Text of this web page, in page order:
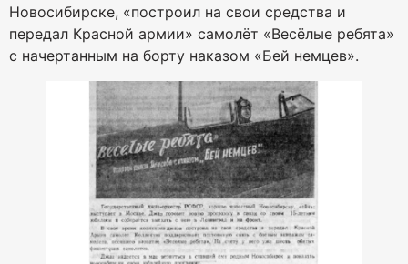
Новосибирске, «построил на свои средства и
передал Красной армии» самолёт «Весёлые ребята»
с начертанным на борту наказом «Бей немцев».